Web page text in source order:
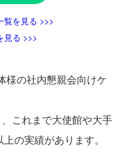
覧を見る >>>
見る >>>
様の社内懇親会向けケ
これまで大使館や大手
の実績があります。